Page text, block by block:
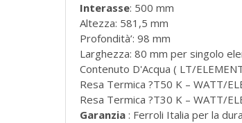
Interasse: 500 mm
Altezza: 581,5 mm
Profondità’: 98 mm
Larghezza: 80 mm per singolo
Contenuto D'Acqua ( LT/
Resa Termica ?T50 K – WATT/
Resa Termica ?T30 K – WATT/
Garanzia: Ferroli Italia per la